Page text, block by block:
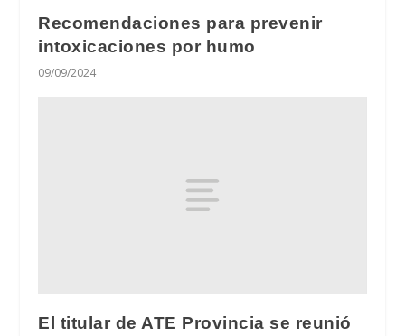
Recomendaciones para prevenir
intoxicaciones por humo
09/09/2024
El titular de ATE Provincia se reunió